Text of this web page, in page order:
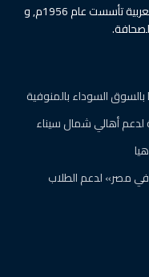
هي أول جريدة مسائية في جمهورية مصر العربية تأسست عام 1956م, و
لدعم أهالي شمال سيناء
في مصر» لدعم الطلاب